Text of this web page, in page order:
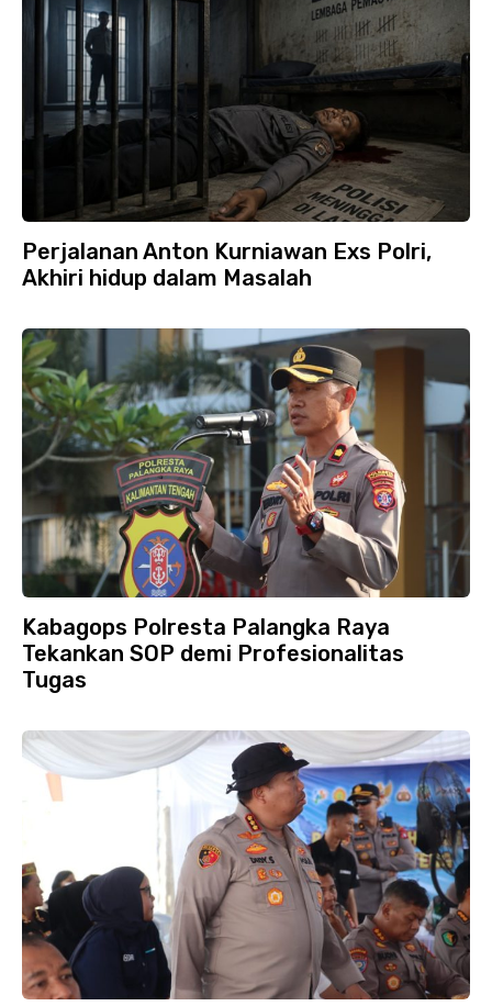
Perjalanan Anton Kurniawan Exs Polri,
Akhiri hidup dalam Masalah
Kabagops Polresta Palangka Raya
Tekankan SOP demi Profesionalitas
Tugas